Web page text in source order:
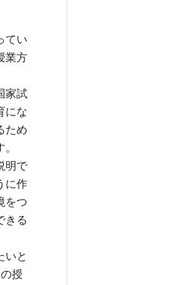
てい
業方
家試
にな
ため
明で
に作
をつ
きる
いと
授